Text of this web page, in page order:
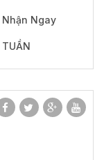
Nhận Ngay
TUẦN